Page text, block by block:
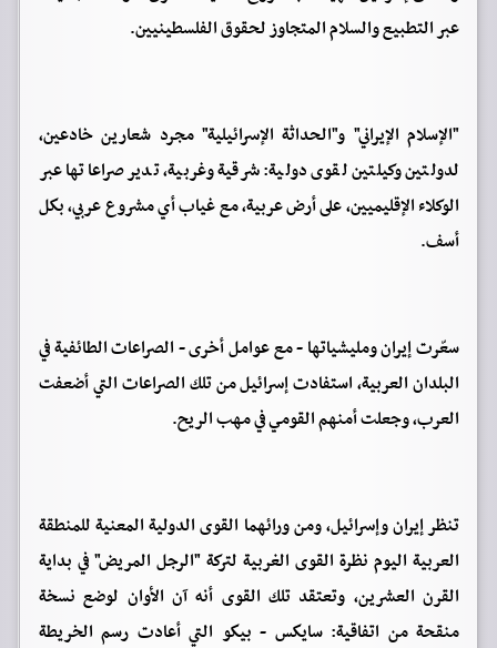
عبر التطبيع والسلام المتجاوز لحقوق الفلسطينيين.
‏"الإسلام الإيراني" و"الحداثة الإسرائيلية" مجرد شعارين خادعين،
لدولتين وكيلتين لقوى دولية: شرقية وغربية، تدير صراعاتها عبر
الوكلاء الإقليميين، على أرض عربية، مع غياب أي مشروع عربي، بكل
أسف.
‏سعّرت إيران ومليشياتها - مع عوامل أخرى - الصراعات الطائفية في
البلدان العربية، استفادت إسرائيل من تلك الصراعات التي أضعفت
العرب، وجعلت أمنهم القومي في مهب الريح.
‏تنظر إيران وإسرائيل، ومن ورائهما القوى الدولية المعنية للمنطقة
العربية اليوم نظرة القوى الغربية لتركة "الرجل المريض" في بداية
القرن العشرين، وتعتقد تلك القوى أنه آن الأوان لوضع نسخة
منقحة من اتفاقية: سايكس - بيكو التي أعادت رسم الخريطة